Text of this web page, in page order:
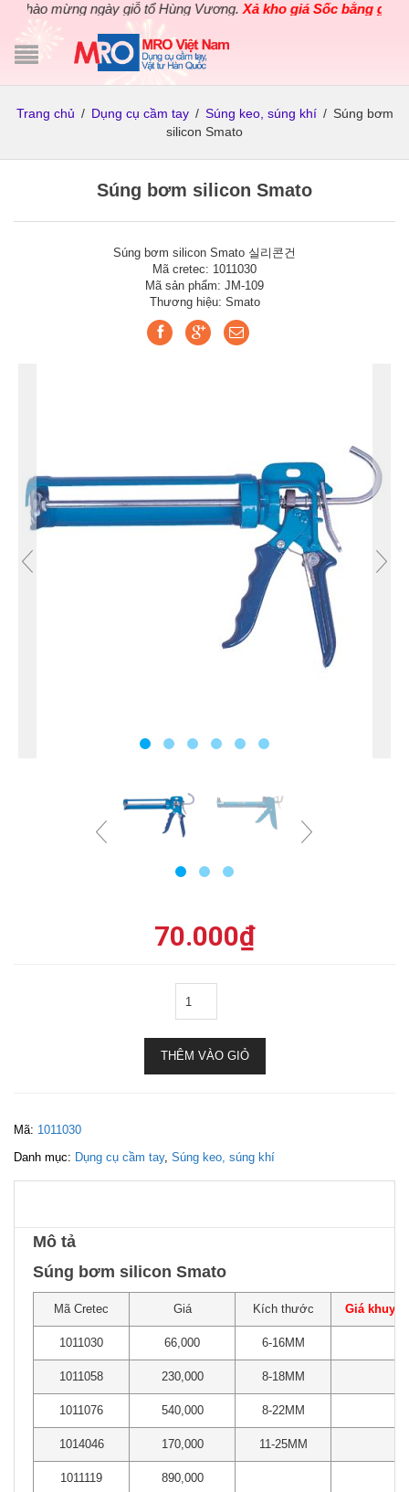
mừng ngày giỗ tổ Hùng Vương.Xả kho giá Sốc bằng giá Gốc
Trang chủ / Dụng cụ cầm tay / Súng keo, súng khí / Súng bơm
silicon Smato
Súng bơm silicon Smato
Súng bơm silicon Smato 실리콘건
Mã cretec: 1011030
Mã sản phẩm: JM-109
Thương hiệu: Smato
70.000₫
THÊM VÀO GIỎ
Mã: 1011030
Danh mục: Dụng cụ cầm tay, Súng keo, súng khí
Mô tả
Súng bơm silicon Smato
Mã Cretec Giá Kích thước Giá
1011030 66,000 6-16MM
1011058 230,000 8-18MM
1011076 540,000 8-22MM
1014046 170,000 11-25MM
1011119 890,000